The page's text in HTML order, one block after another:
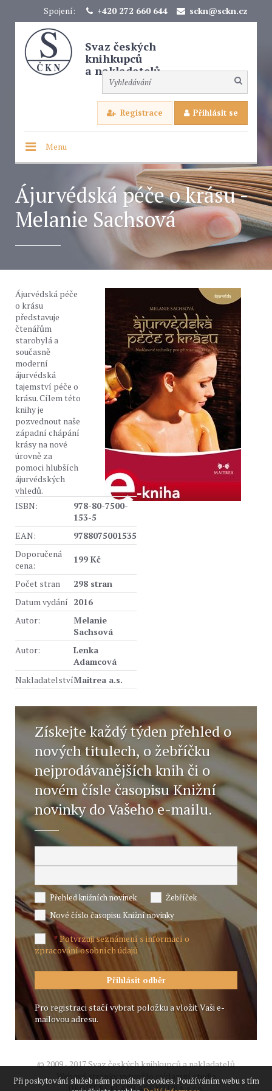
Spojení: +420 272 660 644 sckn@sckn.cz
Svaz českých
knihkupců
a nakladatelů
Registrace Přihlásit se
Menu
Ájurvédská péče o krásu -
Melanie Sachsová
Ájurvédská péče
o krásu
představuje
čtenářům
starobylá a
současně
moderní
ájurvédská
tajemství péče o
krásu. Cílem této
knihy je
pozvednout naše
západní chápání
krásy na nové
úrovně za
pomoci hlubších
ájurvédských
vhledů.
ISBN:
978-80-7500-
153-5
EAN:
9788075001535
Doporučená
cena:
199 Kč
Počet stran
298 stran
Datum vydání 2016
Autor:
Melanie
Sachsová
Autor:
Lenka
Adamcová
NakladatelstvíMaitrea a.s.
Získejte každý týden přehled o
nových titulech, o žebříčku
nejprodávanějších knih či o
novém čísle časopisu Knižní
novinky do Vašeho e-mailu.
Přehled knižních novinek
Žebříček
Nové číslo časopisu Knižní novinky
*Potvrzuji seznámení s informací o
zpracování osobních údajů
Pro registraci stačí vybrat položku a vložit Vaši e-
mailovou adresu.
© 2009 - 2017 Svaz českých knihkupců a nakladatelů
Webové stránky vytvořilo reklamní studio
JIROUT REKLANÍ AGENTURA s.r.o.
Při poskytování služeb nám pomáhají cookies. Používáním webu s tím